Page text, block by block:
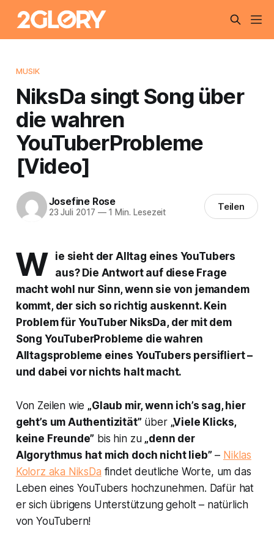
MUSIK
NiksDa singt Song über
die wahren
YouTuberProbleme
[Video]
Josefine Rose
23 Juli 2017 —1 Min. Lesezeit Teilen
W ie sieht der Alltag eines YouTubers
aus? Die Antwort auf diese Frage
macht wohl nur Sinn, wenn sie von jemandem
kommt, der sich so richtig auskennt. Kein
Problem für YouTuber NiksDa, der mit dem
Song YouTuberProbleme die wahren
Alltagsprobleme eines YouTubers persifliert –
und dabei vor nichts halt macht.
Von Zeilen wie „Glaub mir, wenn ich’s sag, hier
geht’s um Authentizität” über „Viele Klicks,
keine Freunde” bis hin zu „denn der
Algorythmus hat mich doch nicht lieb” – Niklas
Kolorz aka NiksDa findet deutliche Worte, um das
Leben eines YouTubers hochzunehmen. Dafür hat
er sich übrigens Unterstützung geholt – natürlich
von YouTubern!